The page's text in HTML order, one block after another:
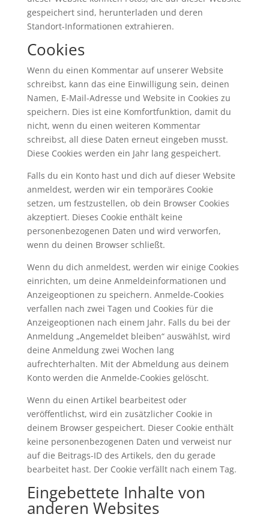
gespeichert sind, herunterladen und deren
Standort-Informationen extrahieren.
Cookies
Wenn du einen Kommentar auf unserer Website
schreibst, kann das eine Einwilligung sein, deinen
Namen, E-Mail-Adresse und Website in Cookies zu
speichern. Dies ist eine Komfortfunktion, damit du
nicht, wenn du einen weiteren Kommentar
schreibst, all diese Daten erneut eingeben musst.
Diese Cookies werden ein Jahr lang gespeichert.
Falls du ein Konto hast und dich auf dieser Website
anmeldest, werden wir ein temporäres Cookie
setzen, um festzustellen, ob dein Browser Cookies
akzeptiert. Dieses Cookie enthält keine
personenbezogenen Daten und wird verworfen,
wenn du deinen Browser schließt.
Wenn du dich anmeldest, werden wir einige Cookies
einrichten, um deine Anmeldeinformationen und
Anzeigeoptionen zu speichern. Anmelde-Cookies
verfallen nach zwei Tagen und Cookies für die
Anzeigeoptionen nach einem Jahr. Falls du bei der
Anmeldung „Angemeldet bleiben“ auswählst, wird
deine Anmeldung zwei Wochen lang
aufrechterhalten. Mit der Abmeldung aus deinem
Konto werden die Anmelde-Cookies gelöscht.
Wenn du einen Artikel bearbeitest oder
veröffentlichst, wird ein zusätzlicher Cookie in
deinem Browser gespeichert. Dieser Cookie enthält
keine personenbezogenen Daten und verweist nur
auf die Beitrags-ID des Artikels, den du gerade
bearbeitet hast. Der Cookie verfällt nach einem Tag.
Eingebettete Inhalte von
anderen Websites